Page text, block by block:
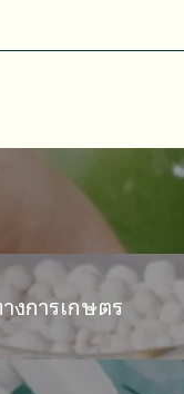
งการเกษตร